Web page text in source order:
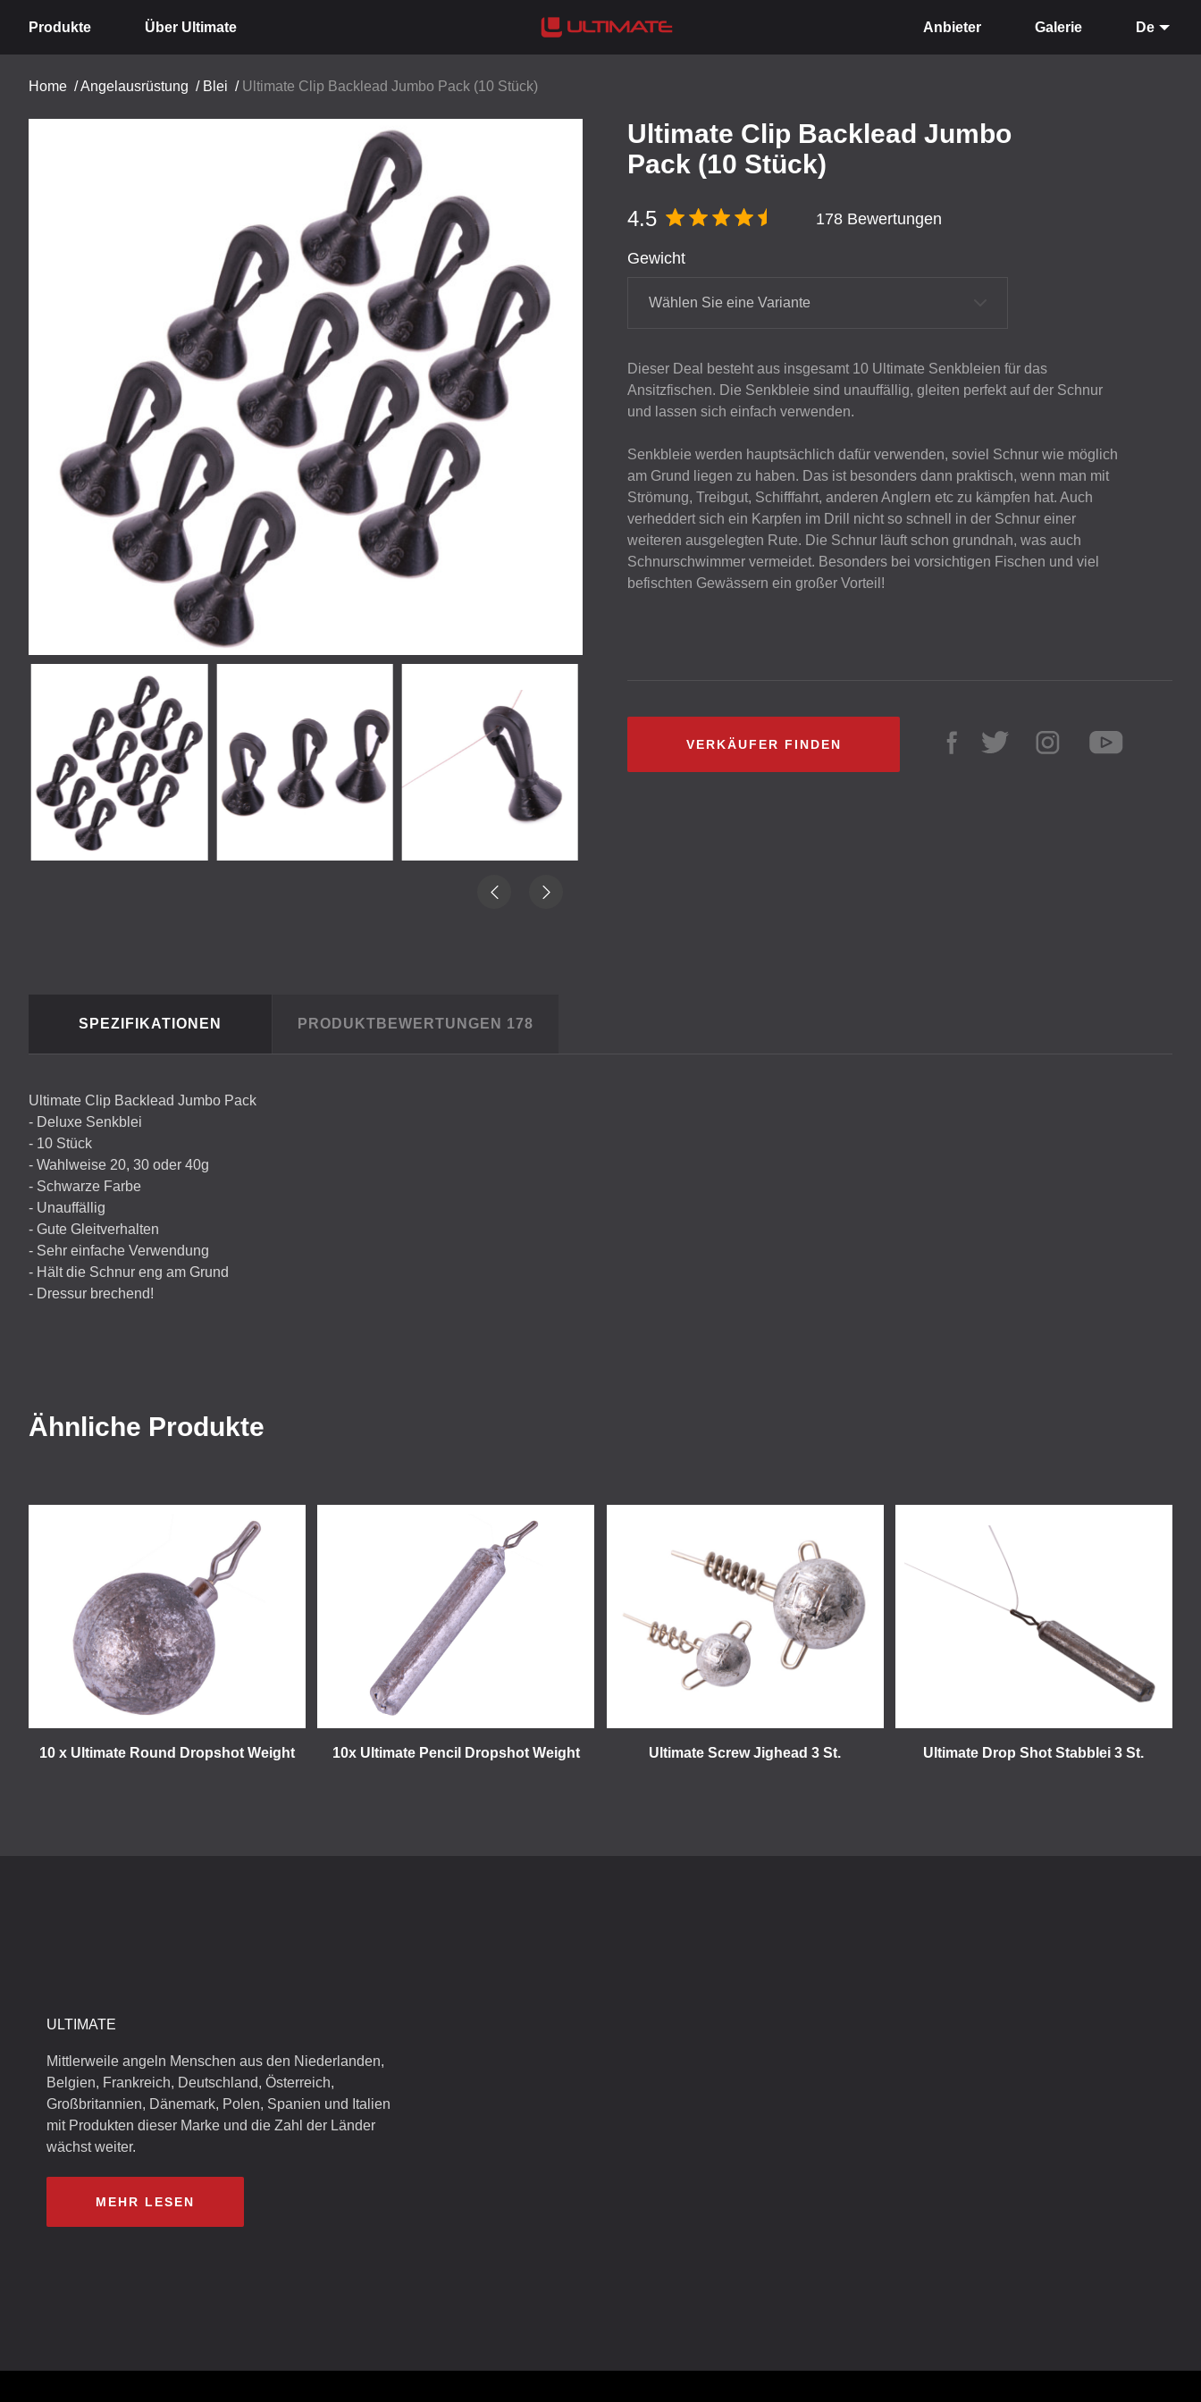
Produkte Über Ultimate Anbieter Galerie De
Home /Angelausrüstung / Blei / Ultimate Clip Backlead Jumbo Pack (10 Stück)
Ultimate Clip Backlead Jumbo
Pack (10 Stück)
4.5 178 Bewertungen
Gewicht
Wählen Sie eine Variante
Dieser Deal besteht aus insgesamt 10 Ultimate Senkbleien für das
Ansitzfischen. Die Senkbleie sind unauffällig, gleiten perfekt auf der Schnur
und lassen sich einfach verwenden.
Senkbleie werden hauptsächlich dafür verwenden, soviel Schnur wie möglich
am Grund liegen zu haben. Das ist besonders dann praktisch, wenn man mit
Strömung, Treibgut, Schifffahrt, anderen Anglern etc zu kämpfen hat. Auch
verheddert sich ein Karpfen im Drill nicht so schnell in der Schnur einer
weiteren ausgelegten Rute. Die Schnur läuft schon grundnah, was auch
Schnurschwimmer vermeidet. Besonders bei vorsichtigen Fischen und viel
befischten Gewässern ein großer Vorteil!
VERKÄUFER FINDEN
SPEZIFIKATIONEN PRODUKTBEWERTUNGEN 178
Ultimate Clip Backlead Jumbo Pack
- Deluxe Senkblei
- 10 Stück
- Wahlweise 20, 30 oder 40g
- Schwarze Farbe
- Unauffällig
- Gute Gleitverhalten
- Sehr einfache Verwendung
- Hält die Schnur eng am Grund
- Dressur brechend!
Ähnliche Produkte
10 x Ultimate Round Dropshot Weight 10x Ultimate Pencil Dropshot Weight Ultimate Screw Jighead 3 St. Ultimate Drop Shot Stabblei 3 St.
ULTIMATE
Mittlerweile angeln Menschen aus den Niederlanden,
Belgien, Frankreich, Deutschland, Österreich,
Großbritannien, Dänemark, Polen, Spanien und Italien
mit Produkten dieser Marke und die Zahl der Länder
wächst weiter.
MEHR LESEN